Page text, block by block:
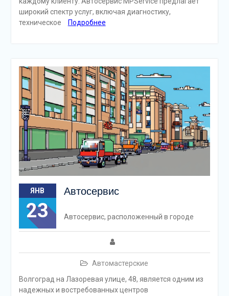
широкий спектр услуг, включая диагностику,
техническое
Подробнее
ЯНВ
23
Автосервис
Автомастерские
Автосервис, расположенный в городе
Волгоград на Лазоревая улице, 48, является одним из
надежных и востребованных центров